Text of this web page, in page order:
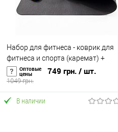
Набор для фитнеса - коврик для
фитнеса и спорта (каремат) +
утяжелители 2шт по 1.5 кг OSPORT
Set 47 (n-0077)
Оптовые
цены 749 грн. / шт.
1049 грн.
В наличии